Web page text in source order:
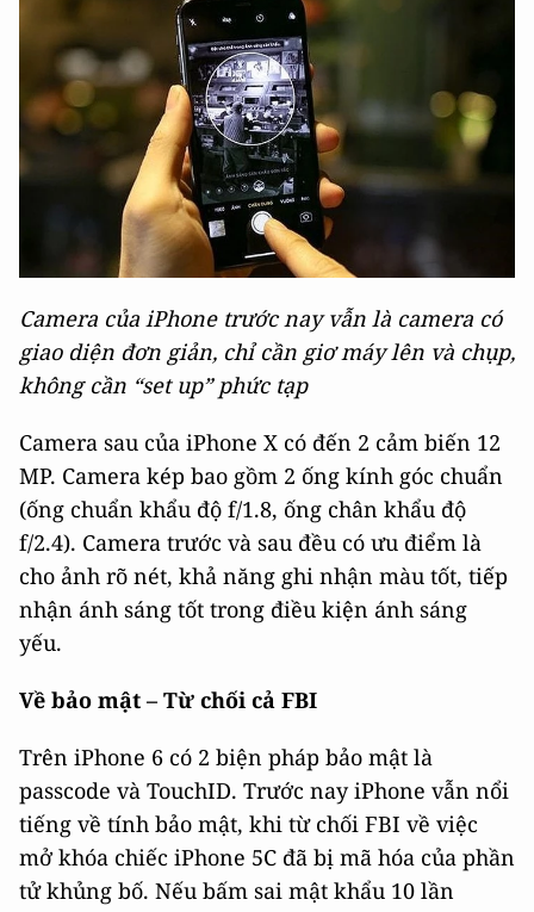
Camera của iPhone trước nay vẫn là camera có
giao diện đơn giản, chỉ cần giơ máy lên và chụp,
không cần “set up” phức tạp
Camera sau của iPhone X có đến 2 cảm biến 12
MP. Camera kép bao gồm 2 ống kính góc chuẩn
(ống chuẩn khẩu độ f/1.8, ống chân khẩu độ
f/2.4). Camera trước và sau đều có ưu điểm là
cho ảnh rõ nét, khả năng ghi nhận màu tốt, tiếp
nhận ánh sáng tốt trong điều kiện ánh sáng
yếu.
Về bảo mật – Từ chối cả FBI
Trên iPhone 6 có 2 biện pháp bảo mật là
passcode và TouchID. Trước nay iPhone vẫn nổi
tiếng về tính bảo mật, khi từ chối FBI về việc
mở khóa chiếc iPhone 5C đã bị mã hóa của phần
tử khủng bố. Nếu bấm sai mật khẩu 10 lần